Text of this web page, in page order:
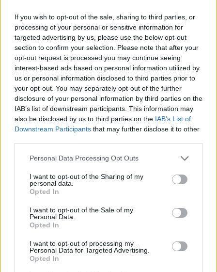
If you wish to opt-out of the sale, sharing to third parties, or
processing of your personal or sensitive information for
targeted advertising by us, please use the below opt-out
section to confirm your selection. Please note that after your
opt-out request is processed you may continue seeing
interest-based ads based on personal information utilized by
us or personal information disclosed to third parties prior to
your opt-out. You may separately opt-out of the further
disclosure of your personal information by third parties on the
IAB’s list of downstream participants. This information may
also be disclosed by us to third parties on the IAB’s List of
Downstream Participants that may further disclose it to other
Personal Data Processing Opt Outs
I want to opt-out of the Sharing of my
personal data.
Opted In
I want to opt-out of the Sale of my
Personal Data.
Opted In
I want to opt-out of processing my
Personal Data for Targeted Advertising.
Opted In
Nagy erőket mozgósított a Budapesti Rendőr-főkapitányság és a
Budapesti Közlekedési Központ: a rendőrjárőrök és
jegyellenőrök a fővárosi rendészekkel együttműködve
november 8-án, pénteken az M4-es metró utasait, az
állomásokat, valamint azok környezetét ellenőrizték. A kiemelt
akció célja, hogy a fővárosban közlekedők nagyobb
biztonságban érezzék magukat.
Pótlóbusz közlekedik a M3-as metró egy szakaszán a
metróbaleset helyreállítása alatt
2022.01.25